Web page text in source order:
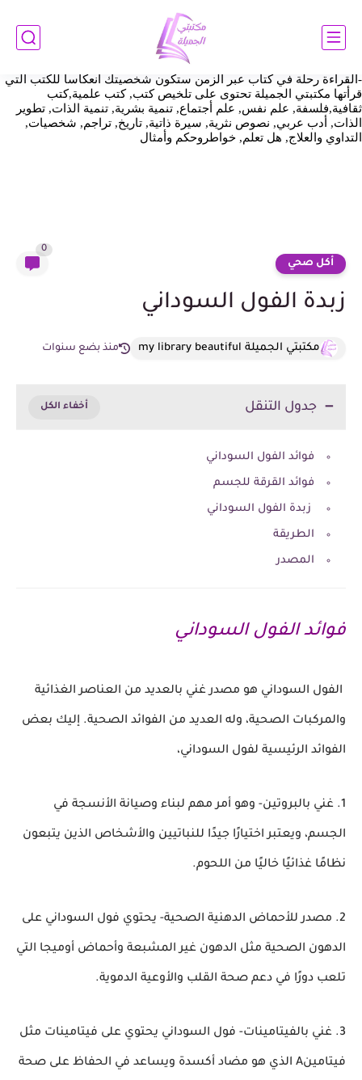
الجميلة هي عالم الكتب والقراءة والمعرفة والاطلاع وهي النافذة التي
نطل بها علي العالم أجمع قد تسافر بنا عبر الكلمات وتأخذنا إلي عالم
الخيال ونعيش معها أجمل اللحظات فالقراءة عالم شيق وممتع وجذاب
-القراءة رحلة في كتاب عبر الزمن ستكون شخصيتك انعكاسا للكتب التي
قرأتها مكتبتي الجميلة تحتوى على تلخيص كتب, كتب علمية,كتب
ثقافية,فلسفة, علم نفس, علم أجتماع, تنمية بشرية, تنمية الذات, تطوير
الذات, أدب عربي, نصوص نثرية, سيرة ذاتية, تاريخ, تراجم, شخصيات,
التداوي والعلاج, هل تعلم, خواطروحكم وأمثال
أكل صحي
0
زبدة الفول السوداني
مكتبتي الجميلة my library beautiful منذ بضع سنوات
جدول التنقل
فوائد الفول السوداني
فوائد القرقة للجسم
زبدة الفول السوداني
الطريقة
المصدر
فوائد الفول السوداني
الفول السوداني هو مصدر غني بالعديد من العناصر الغذائية
والمركبات الصحية، وله العديد من الفوائد الصحية. إليك بعض
الفوائد الرئيسية لفول السوداني،
1. غني بالبروتين- وهو أمر مهم لبناء وصيانة الأنسجة في
الجسم، ويعتبر اختيارًا جيدًا للنباتيين والأشخاص الذين يتبعون
نظامًا غذائيًا خاليًا من اللحوم.
2. مصدر للأحماض الدهنية الصحية- يحتوي فول السوداني على
الدهون الصحية مثل الدهون غير المشبعة وأحماض أوميجا التي
تلعب دورًا في دعم صحة القلب والأوعية الدموية.
3. غني بالفيتامينات- فول السوداني يحتوي على فيتامينات مثل
فيتامينA الذي هو مضاد أكسدة ويساعد في الحفاظ على صحة